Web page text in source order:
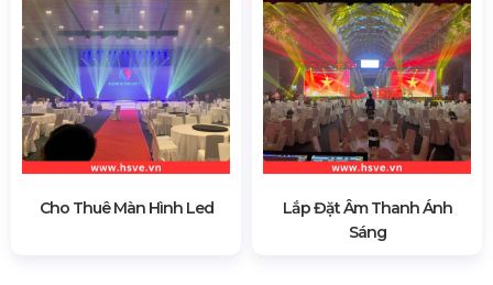
Cho Thuê Màn Hình Led
Lắp Đặt Âm Thanh Ánh
Sáng